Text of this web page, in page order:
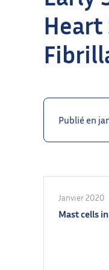
Publié en
Janvier 2020
Mast cells